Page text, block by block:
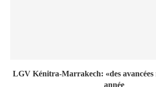
LGV Kénitra-Marrakech: «des avancées
année